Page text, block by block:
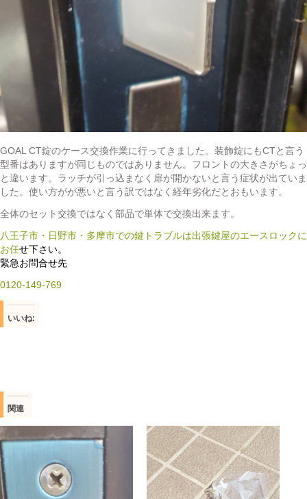
GOAL CT錠のケース交換作業に行ってきました。装飾錠にもCTと言う
型番はありますが同じものではありません。フロントの大きさがちょっ
と違います。ラッチが引っ込まなく扉が開かないと言う症状が出ていま
した。使い方がが悪いと言う訳ではなく経年劣化だとおもいます。
全体のセット交換ではなく部品で単体で交換出来ます。
八王子市・日野市・多摩市での鍵トラブルは出張鍵屋のエースロックに
お任せ下さい。
緊急お問合せ先
0120-149-769
いいね:
関連